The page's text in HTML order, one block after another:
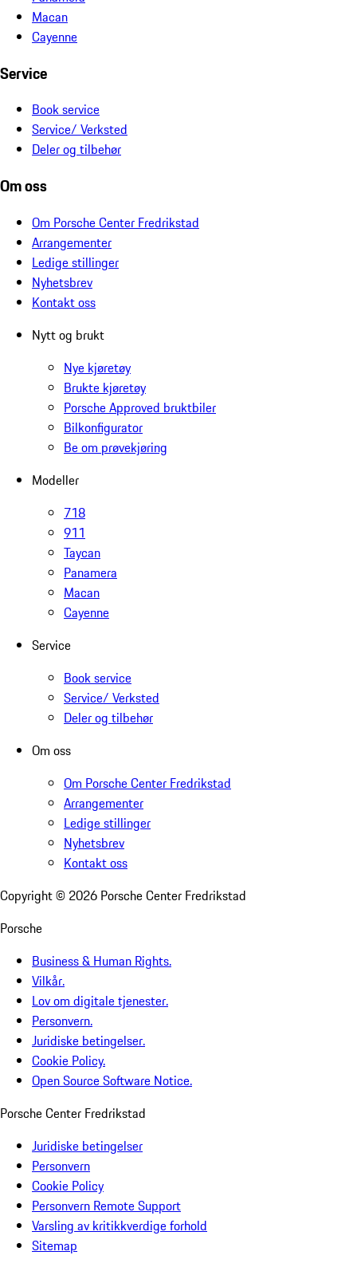
Macan
Cayenne
Service
Book service
Service/ Verksted
Deler og tilbehør
Om oss
Om Porsche Center Fredrikstad
Arrangementer
Ledige stillinger
Nyhetsbrev
Kontakt oss
Nytt og brukt
Nye kjøretøy
Brukte kjøretøy
Porsche Approved bruktbiler
Bilkonfigurator
Be om prøvekjøring
Modeller
718
911
Taycan
Panamera
Macan
Cayenne
Service
Book service
Service/ Verksted
Deler og tilbehør
Om oss
Om Porsche Center Fredrikstad
Arrangementer
Ledige stillinger
Nyhetsbrev
Kontakt oss
Copyright © 2026 Porsche Center Fredrikstad
Porsche
Business & Human Rights.
Vilkår.
Lov om digitale tjenester.
Personvern.
Juridiske betingelser.
Cookie Policy.
Open Source Software Notice.
Porsche Center Fredrikstad
Juridiske betingelser
Personvern
Cookie Policy
Personvern Remote Support
Varsling av kritikkverdige forhold
Sitemap